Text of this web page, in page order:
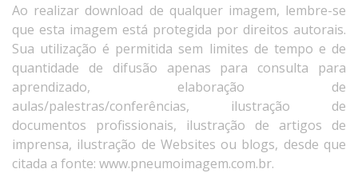
Ao realizar download de qualquer imagem, lembre-se
que esta imagem está protegida por direitos autorais.
Sua utilização é permitida sem limites de tempo e de
quantidade de difusão apenas para consulta para
aprendizado, elaboração de
aulas/palestras/conferências, ilustração de
documentos profissionais, ilustração de artigos de
imprensa, ilustração de Websites ou blogs, desde que
citada a fonte: www.pneumoimagem.com.br.